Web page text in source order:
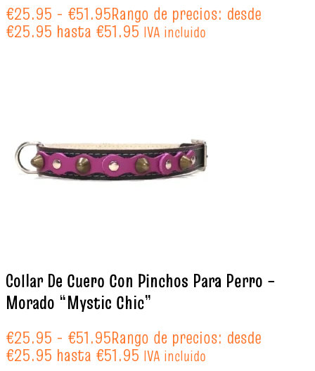
€25.95 - €51.95Rango de precios: desde
€25.95 hasta €51.95 IVA incluido
Collar De Cuero Con Pinchos Para Perro –
Morado “Mystic Chic”
€25.95 - €51.95Rango de precios: desde
€25.95 hasta €51.95 IVA incluido